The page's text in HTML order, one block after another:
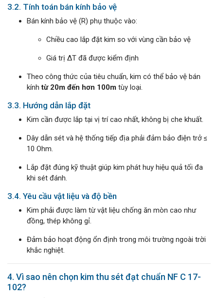
3.2. Tính toán bán kính bảo vệ
Bán kính bảo vệ (R) phụ thuộc vào:
Chiều cao lắp đặt kim so với vùng cần bảo vệ
Giá trị ΔT đã được kiểm định
Theo công thức của tiêu chuẩn, kim có thể bảo vệ bán
kínhtừ 20m đến hơn 100m tùy loại.
3.3. Hướng dẫn lắp đặt
Kim cần được lắp tại vị trí cao nhất, không bị che khuất.
Dây dẫn sét và hệ thống tiếp địa phải đảm bảo điện trở ≤
10 Ohm.
Lắp đặt đúng kỹ thuật giúp kim phát huy hiệu quả tối đa
khi sét đánh.
3.4. Yêu cầu vật liệu và độ bền
Kim phải được làm từ vật liệu chống ăn mòn cao như
đồng, thép không gỉ.
Đảm bảo hoạt động ổn định trong môi trường ngoài trời
khắc nghiệt.
4. Vì sao nên chọn kim thu sét đạt chuẩn NF C 17-
102?